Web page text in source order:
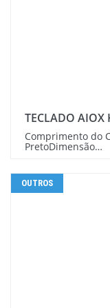
TECLADO AIOX
Comprimento do
PretoDimensão…
OUTROS